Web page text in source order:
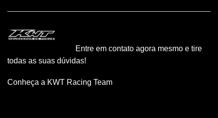
Entre em contato agora mesmo e tire
todas as suas dúvidas!
Conheça a KWT Racing Team